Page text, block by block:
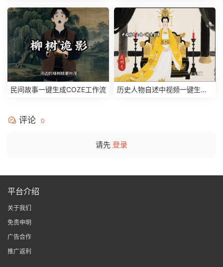
民间故事一键生成COZE工作流
历史人物自述中视频一键生成
评论 0
请先 登录
平台介绍
关于我们
免责申明
广告合作
推广返利